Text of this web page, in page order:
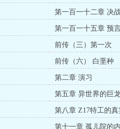
第一百一十二章 决
第一百一十五章 预
前传（三）第一次
前传（六） 白垩种
第二章 演习
第五章 异世界的巨
第八章 Z17特工的
第十一章 孤儿院的